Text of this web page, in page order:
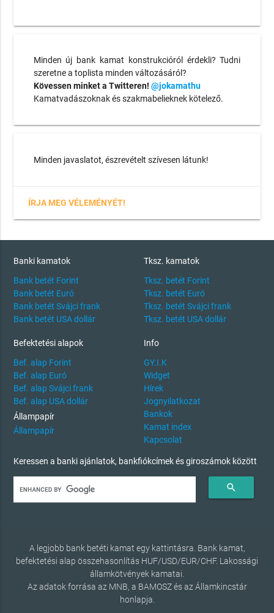
Minden új bank kamat konstrukcióról érdekli? Tudni
szeretne a toplista minden változásáról?
Kövessen minket a Twitteren! @jokamathu
Kamatvadászoknak és szakmabelieknek kötelező.
Minden javaslatot, észrevételt szívesen látunk!
ÍRJA MEG VÉLEMÉNYÉT!
Banki kamatok
Bank betét Forint
Bank betét Euró
Bank betét Svájci frank
Bank betét USA dollár
Tksz. kamatok
Tksz. betét Forint
Tksz. betét Euró
Tksz. betét Svájci frank
Tksz. betét USA dollár
Befektetési alapok
Bef. alap Forint
Bef. alap Euró
Bef. alap Svájci frank
Bef. alap USA dollár
Állampapír
Állampapír
Info
GY.I.K
Widget
Hírek
Jognyilatkozat
Bankok
Kamat index
Kapcsolat
Keressen a banki ajánlatok, bankfiókcímek és giroszámok között
search
A legjobb bank betéti kamat egy kattintásra. Bank kamat,
befektetési alap összehasonlítás HUF/USD/EUR/CHF. Lakossági
államkötvények kamatai.
Az adatok forrása az MNB, a BAMOSZ és az Államkincstár
honlapja.